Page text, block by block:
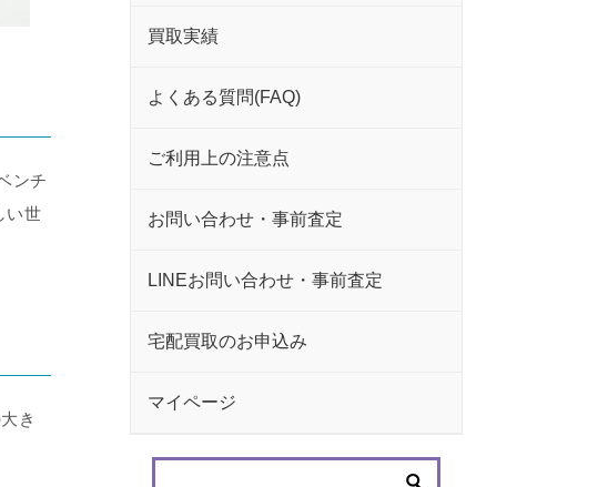
ンチ
い世
き
買取実績
よくある質問(FAQ)
ご利用上の注意点
お問い合わせ・事前査定
LINEお問い合わせ・事前査定
宅配買取のお申込み
マイページ